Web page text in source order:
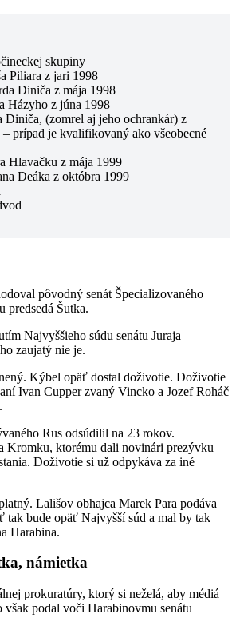
skupiny
Piliara z jari 1998
Diniča z mája 1998
Házyho z júna 1998
Diniča, (zomrel aj jeho ochrankár) z
prípad je kvalifikovaný ako všeobecné
Hlavačku z mája 1999
Deáka z októbra 1999
pôvodný senát Špecializovaného
predsedá Šutka.
Najvyššieho súdu senátu Juraja
zaujatý nie je.
Kýbel opäť dostal doživotie. Doživotie
Ivan Cupper zvaný Vincko a Jozef Roháč
Rus odsúdilil na 23 rokov.
Kromku, ktorému dali novinári prezývku
Doživotie si už odpykáva za iné
Lališov obhajca Marek Para podáva
tak bude opäť Najvyšší súd a mal by tak
Harabina.
námietka
prokuratúry, ktorý si neželá, aby médiá
však podal voči Harabinovmu senátu